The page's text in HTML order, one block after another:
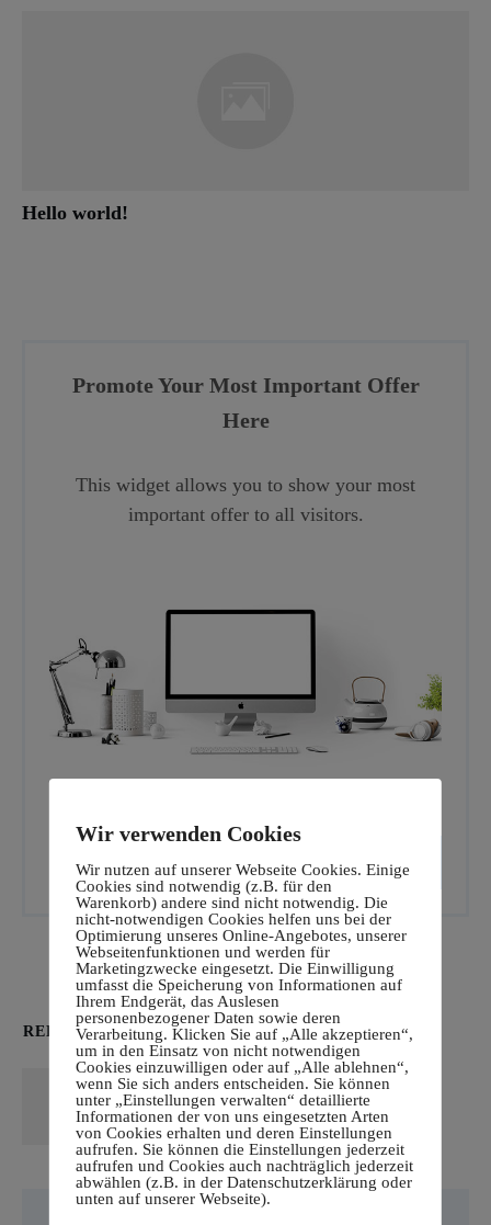
Hello world!
Promote Your Most Important Offer
Here
This widget allows you to show your most
important offer to all visitors.
CALL TO ACTION
RELATED POSTS
Hello world!
Read More
Wir verwenden Cookies
Wir nutzen auf unserer Webseite Cookies. Einige
Cookies sind notwendig (z.B. für den
Warenkorb) andere sind nicht notwendig. Die
nicht-notwendigen Cookies helfen uns bei der
Optimierung unseres Online-Angebotes, unserer
Webseitenfunktionen und werden für
Marketingzwecke eingesetzt. Die Einwilligung
umfasst die Speicherung von Informationen auf
Ihrem Endgerät, das Auslesen
personenbezogener Daten sowie deren
Verarbeitung. Klicken Sie auf „Alle akzeptieren“,
um in den Einsatz von nicht notwendigen
Cookies einzuwilligen oder auf „Alle ablehnen“,
wenn Sie sich anders entscheiden. Sie können
unter „Einstellungen verwalten“ detaillierte
Informationen der von uns eingesetzten Arten
von Cookies erhalten und deren Einstellungen
aufrufen. Sie können die Einstellungen jederzeit
aufrufen und Cookies auch nachträglich jederzeit
abwählen (z.B. in der Datenschutzerklärung oder
unten auf unserer Webseite).